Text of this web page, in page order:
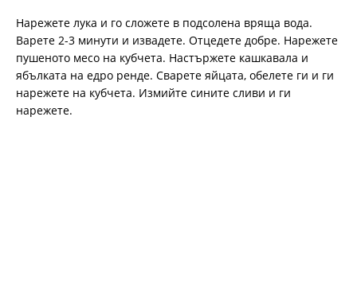
Нарежете лука и го сложете в подсолена вряща вода.
Варете 2-3 минути и извадете. Отцедете добре. Нарежете
пушеното месо на кубчета. Настържете кашкавала и
ябълката на едро ренде. Сварете яйцата, обелете ги и ги
нарежете на кубчета. Измийте сините сливи и ги
нарежете.